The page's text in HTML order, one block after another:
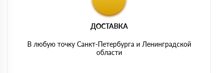
ДОСТАВКА
В любую точку Санкт-Петербурга и Ленинградской
области